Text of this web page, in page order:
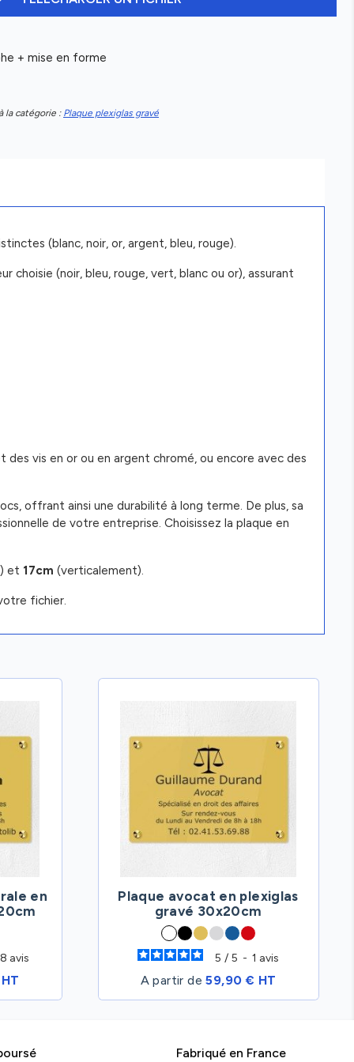
+ mise en forme
la catégorie : Plaque plexiglas gravé
(blanc, noir, or, argent, bleu, rouge).
choisie (noir, bleu, rouge, vert, blanc ou or), assurant
vis en or ou en argent chromé, ou encore avec des
offrant ainsi une durabilité à long terme. De plus, sa
de votre entreprise. Choisissez la plaque en
et 17cm (verticalement).
fichier.
en
8 avis
Plaque avocat en plexiglas
gravé 30x20cm
5 / 5 - 1 avis
A partir de59,90 € HT
Fabriqué en France